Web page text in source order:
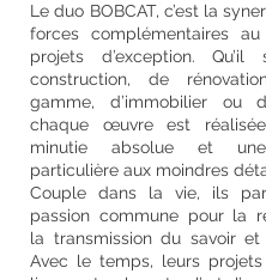
Le duo BOBCAT, c’est la
forces complémentaires
projets d’exception. Qu’il
construction, de
gamme, d’immobilier ou
chaque œuvre est
minutie absolue et
particulière aux moindres
Couple dans la vie, ils
passion commune pour la
la transmission du savoir et
Avec le temps, leurs